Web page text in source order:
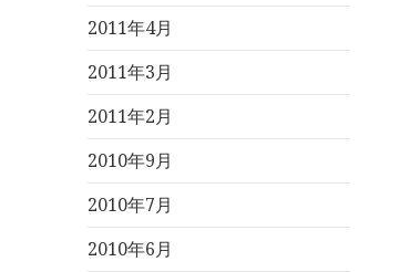
2011年4月
2011年3月
2011年2月
2010年9月
2010年7月
2010年6月